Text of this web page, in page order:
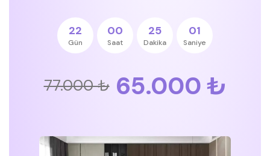
22
Gün
00
Saat
25
Dakika
00
Saniye
77.000 ₺ 65.000 ₺